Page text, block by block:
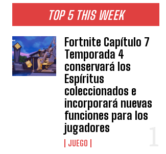
TOP 5 THIS WEEK
Fortnite Capítulo 7
Temporada 4
conservará los
Espíritus
coleccionados e
incorporará nuevas
funciones para los
jugadores
JUEGO